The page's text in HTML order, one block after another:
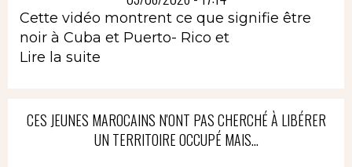
Cette vidéo montrent ce que signifie être
noir à Cuba et Puerto- Rico et
Lire la suite
CES JEUNES MAROCAINS N'ONT PAS CHERCHÉ À LIBÉRER
UN TERRITOIRE OCCUPÉ MAIS...